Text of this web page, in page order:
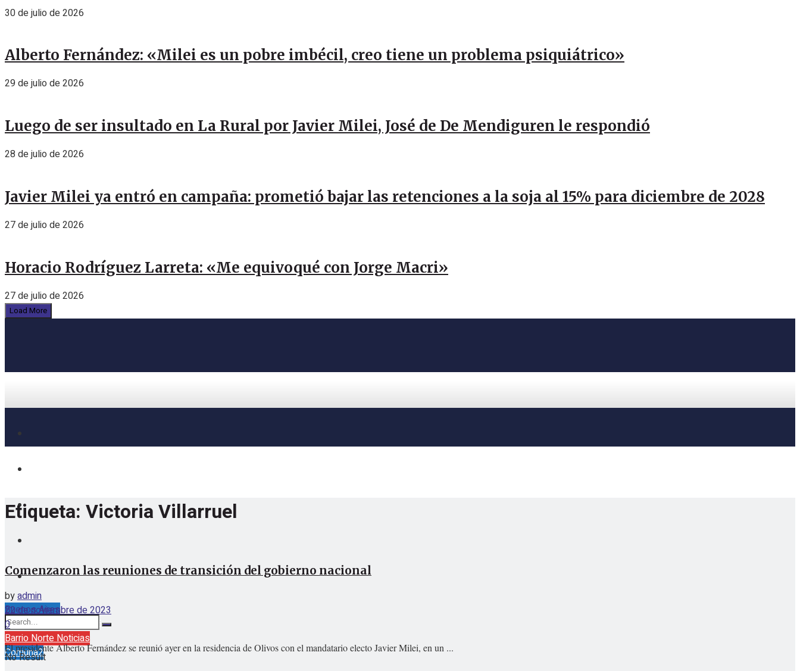
30 de julio de 2026
Alberto Fernández: «Milei es un pobre imbécil, creo tiene un problema psiquiátrico»
29 de julio de 2026
Luego de ser insultado en La Rural por Javier Milei, José de De Mendiguren le respondió
28 de julio de 2026
Javier Milei ya entró en campaña: prometió bajar las retenciones a la soja al 15% para diciembre de 2028
27 de julio de 2026
Horacio Rodríguez Larreta: «Me equivoqué con Jorge Macri»
27 de julio de 2026
Load More
Buenos Aires
sábado, agosto 8, 2026
Barrio Norte Noticias
Comuna2
No Result
Etiqueta: Victoria Villarruel
Comenzaron las reuniones de transición del gobierno nacional
byadmin
22 de noviembre de 2023
0
El presidente Alberto Fernández se reunió ayer en la residencia de Olivos con el mandatario electo Javier Milei, en un ...